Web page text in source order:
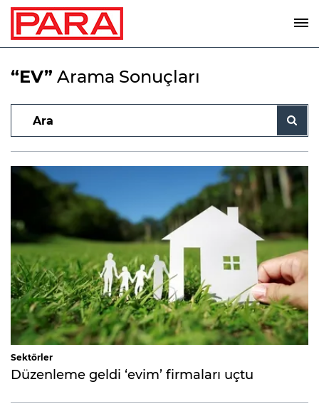
“EV” Arama Sonuçları
Sektörler
Düzenleme geldi ‘evim’ firmaları uçtu